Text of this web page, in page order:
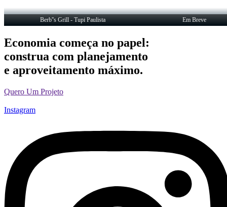
Berb''s Grill - Tupi Paulista Em Breve
Economia começa no papel:
construa com planejamento
e aproveitamento máximo.
Quero Um Projeto
Instagram